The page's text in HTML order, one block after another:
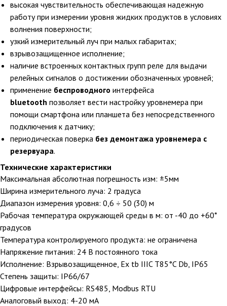
высокая чувствительность обеспечивающая надежную
работу при измерении уровня жидких продуктов в условиях
волнения поверхности;
узкий измерительный луч при малых габаритах;
взрывозащищенное исполнение;
наличие встроенных контактных групп реле для выдачи
релейных сигналов о достижении обозначенных уровней;
применение беспроводного интерфейса
bluetooth позволяет вести настройку уровнемера при
помощи смартфона или планшета без непосредственного
подключения к датчику;
периодическая поверка без демонтажа уровнемера с
резервуара.
Технические характеристики
Максимальная абсолютная погрешность изм: ±5мм
Ширина измерительного луча: 2 градуса
Диапазон измерения уровня: 0,6 ÷ 50 (30) м
Рабочая температура окружающей среды в м: от -40 до +60*
градусов
Температура контролируемого продукта: не ограничена
Напряжение питания: 24 В постоянного тока
Исполнение: Взрывозащищенное, Ex tb IIIC T85°C Db, IP65
Степень защиты: IP66/67
Цифровые интерфейсы: RS485, Modbus RTU
Аналоговый выход: 4-20 мА